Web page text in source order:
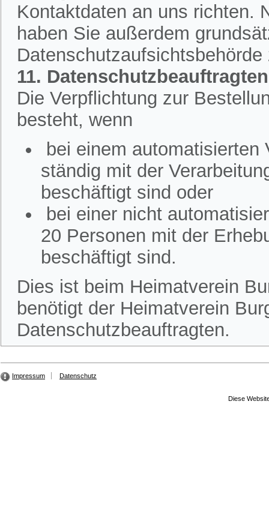
Kontaktdaten an uns richten.
haben Sie außerdem
11. Datenschutzbeauftragten
Die Verpflichtung zur
besteht, wenn
bei einem
ständig mit der
beschäftigt sind oder
bei einer nicht
20 Personen mit der
beschäftigt sind.
Dies ist beim Heimatverein
benötigt der Heimatverein
Datenschutzbeauftragten.
Impressum Datenschutz
Diese